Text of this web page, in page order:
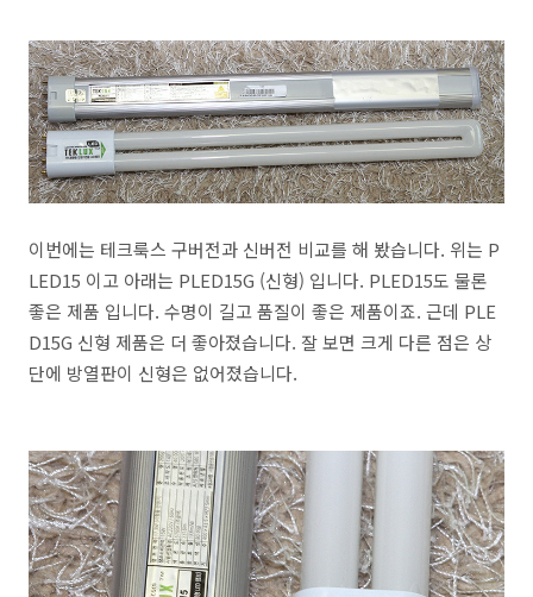
이번에는 테크룩스 구버전과 신버전 비교를 해 봤습니다. 위는 P
LED15 이고 아래는 PLED15G (신형) 입니다. PLED15도 물론
좋은 제품 입니다. 수명이 길고 품질이 좋은 제품이죠. 근데 PLE
D15G 신형 제품은 더 좋아졌습니다. 잘 보면 크게 다른 점은 상
단에 방열판이 신형은 없어졌습니다.